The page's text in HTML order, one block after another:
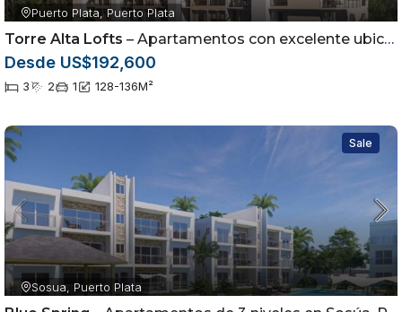
Puerto Plata, Puerto Plata
Torre Alta Lofts – Apartamentos con excelente ubicación
Desde US$192,600
3 2 1 128-136M²
Sale
Sosua, Puerto Plata